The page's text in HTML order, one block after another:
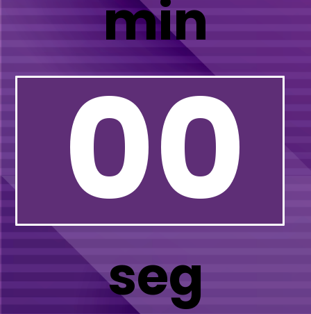
min
00
seg